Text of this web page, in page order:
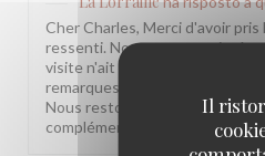
Il
Cher Charles, Merci d'avoir
ressenti. Nous sommes
visite n'ait pas été à la hauteur
remarques sont précieuses et
Nous restons à votre
complémentaire. L'équipe de la